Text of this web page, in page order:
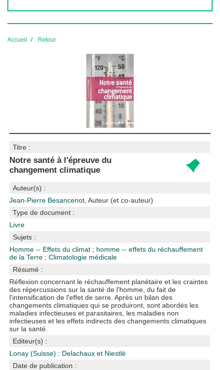
Accueil Retour
Titre :
Notre santé à l'épreuve du
changement climatique
Auteur(s) :
Jean-Pierre Besancenot , Auteur (et co-auteur)
Type de document :
Livre
Sujets :
Homme -- Effets du climat ; homme -- effets du réchauffement
de la Terre ;Climatologie médicale
Résumé :
Réflexion concernant le réchauffement planétaire et les craintes
des répercussions sur la santé de l'homme, du fait de
l'intensification de l'effet de serre. Après un bilan des
changements climatiques qui se produiront, sont abordés les
maladies infectieuses et parasitaires, les maladies non
infectieuses et les effets indirects des changements climatiques
sur la santé.
Editeur(s) :
Lonay (Suisse) : Delachaux et Niestlé
Date de publication :